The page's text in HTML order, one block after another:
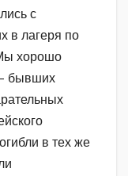
с
в лагеря по
хорошо
бывших
в тех же